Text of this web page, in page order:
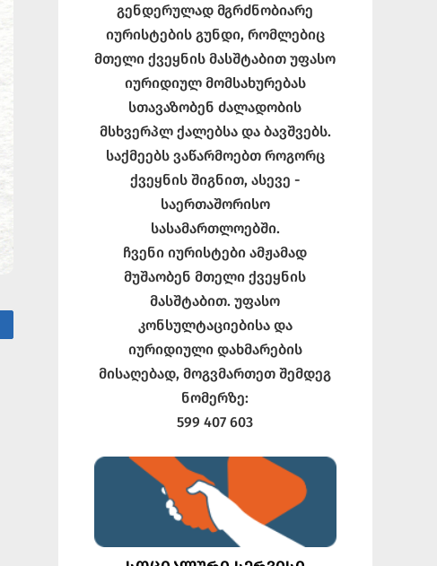
გენდერულად მგრძნობიარე
იურისტების გუნდი, რომლებიც
მთელი ქვეყნის მასშტაბით უფასო
იურიდიულ მომსახურებას
სთავაზობენ ძალადობის
მსხვერპლ ქალებსა და ბავშვებს.
საქმეებს ვაწარმოებთ როგორც
ქვეყნის შიგნით, ასევე -
საერთაშორისო
სასამართლოებში.
ჩვენი იურისტები ამჟამად
მუშაობენ მთელი ქვეყნის
მასშტაბით. უფასო
კონსულტაციებისა და
იურიდიული დახმარების
მისაღებად, მოგვმართეთ შემდეგ
ნომერზე:
599 407 603